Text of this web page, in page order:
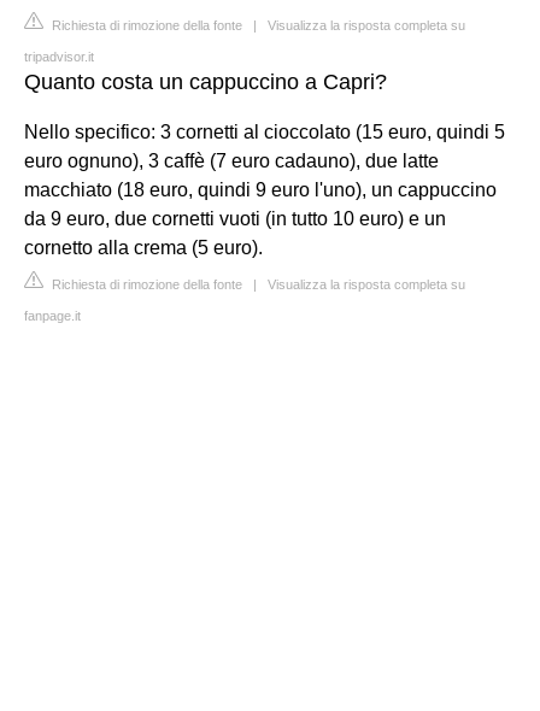
Richiesta di rimozione della fonte | Visualizza la risposta completa su
tripadvisor.it
Quanto costa un cappuccino a Capri?
Nello specifico: 3 cornetti al cioccolato (15 euro, quindi 5
euro ognuno), 3 caffè (7 euro cadauno), due latte
macchiato (18 euro, quindi 9 euro l'uno), un cappuccino
da 9 euro, due cornetti vuoti (in tutto 10 euro) e un
cornetto alla crema (5 euro).
Richiesta di rimozione della fonte | Visualizza la risposta completa su
fanpage.it